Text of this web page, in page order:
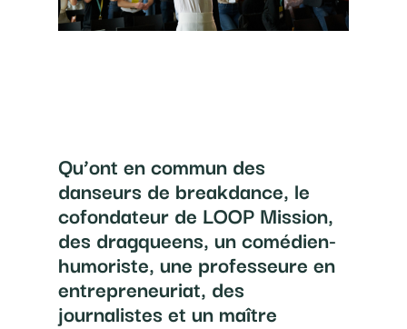
Qu’ont en commun des
danseurs de breakdance, le
cofondateur de LOOP Mission,
des dragqueens, un comédien-
humoriste, une professeure en
entrepreneuriat, des
journalistes et un maître